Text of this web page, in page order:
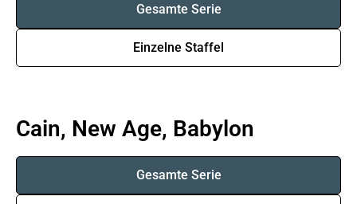
Gesamte Serie
Einzelne Staffel
Cain, New Age, Babylon
Gesamte Serie